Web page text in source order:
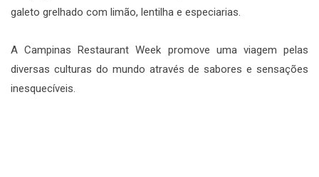
galeto grelhado com limão, lentilha e especiarias.
A Campinas Restaurant Week promove uma viagem pelas
diversas culturas do mundo através de sabores e sensações
inesquecíveis.